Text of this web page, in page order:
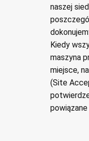
naszej
Kiedy
maszyna
miejsce,
(Site